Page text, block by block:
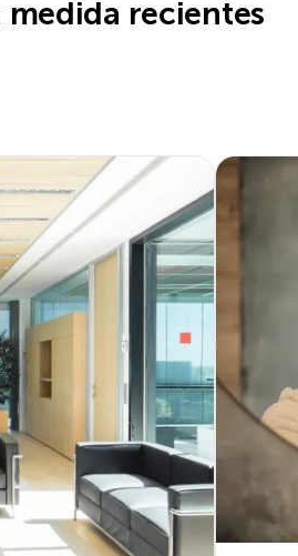
medida recientes